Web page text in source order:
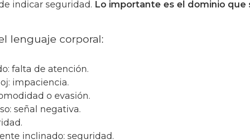
indicar seguridad. Lo importante es el dominio que
lenguaje corporal:
falta de atención.
impaciencia.
o evasión.
señal negativa.
inclinado: seguridad.